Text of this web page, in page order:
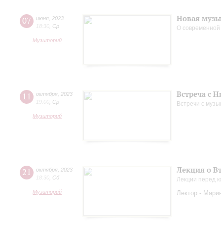
07 июня 2023
18:30 Ср
Музиторий
Новая
О
11 октября 2023
19:00 Ср
Музиторий
Встреча с
Встречи с
21 октября 2023
18:30 Сб
Музиторий
Лекция о
Лекции перед
Лектор -